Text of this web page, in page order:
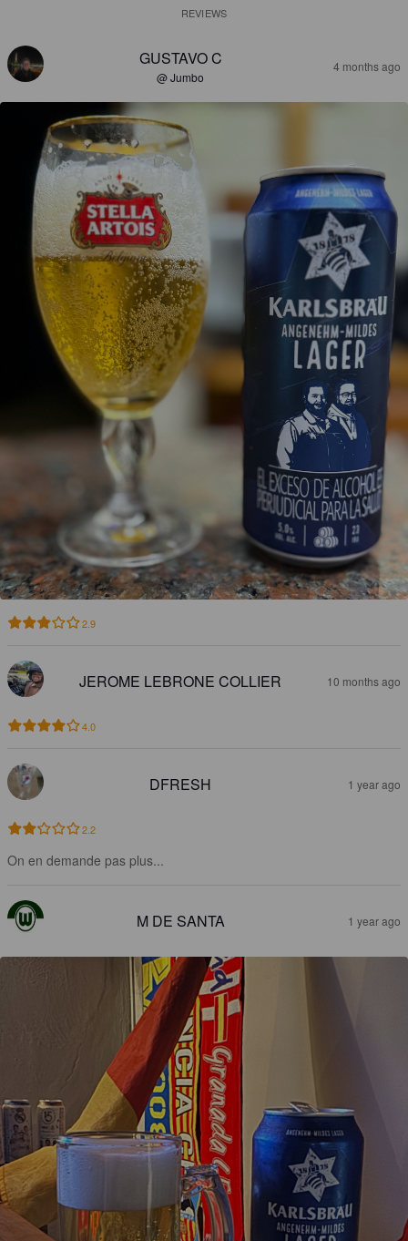
REVIEWS
GUSTAVO C
@ Jumbo
4 months ago
2.9
JEROME LEBRONE COLLIER 10 months ago
4.0
DFRESH 1 year ago
2.2
On en demande pas plus...
M DE SANTA 1 year ago